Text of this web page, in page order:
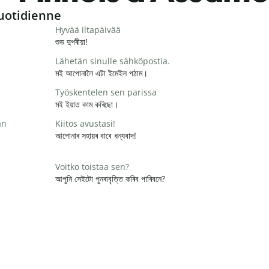
Hyvää iltapäivää
শুভ দুপৰীয়া!
Lähetän sinulle sähköpostia.
মই আপোনালৈ এটা ইমেইল পঠাম।
Työskentelen sen parissa
মই ইয়াত কাম কৰিছো।
Kiitos avustasi!
আপোনাৰ সহায়ৰ বাবে ধন্যবাদ!
Voitko toistaa sen?
আপুনি সেইটো পুনৰাবৃত্তি কৰিব পাৰিবনে?